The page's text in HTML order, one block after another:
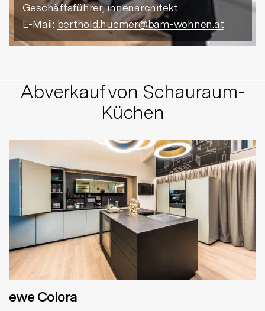
Geschäftsführer, innenarchitekt
E-Mail: berthold.huemer@bam-wohnen.at
Abverkauf von Schauraum-
Küchen
ewe Colora